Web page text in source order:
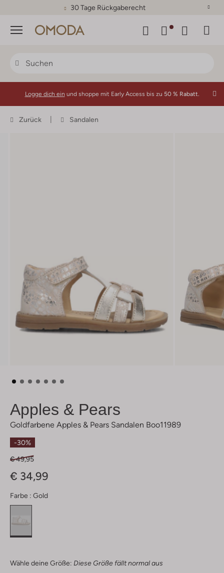
30 Tage Rückgaberecht
Menü
Logge dich ein und shoppe mit Early Access bis zu 50 % Rabatt.
Zurück Sandalen
Apples & Pears
Goldfarbene Apples & Pears Sandalen Boo11989
-30%
€ 49,95
€ 34,99
Farbe : Gold
Wähle deine Größe: Diese Größe fällt normal aus